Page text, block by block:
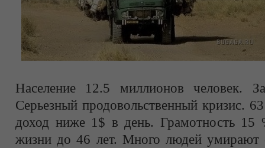
Население 12.5 миллионов человек.
Серьезный продовольственный кризис.
доход ниже 1$ в день. Грамотность 15
жизни до 46 лет. Много людей умирают